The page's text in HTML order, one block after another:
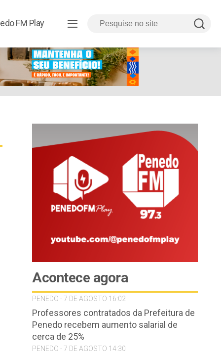
FM Play
Acontece agora
PENEDO - 7 DE AGOSTO 16:02
Professores contratados da Prefeitura de
Penedo recebem aumento salarial de
cerca de 25%
PENEDO - 7 DE AGOSTO 14:30